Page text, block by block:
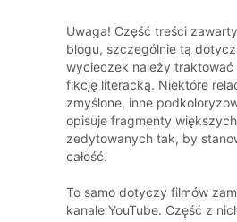
Uwaga! Część treści
blogu, szczególnie tą
wycieczek należy traktować
fikcję literacką. Niektóre
zmyślone, inne
opisuje fragmenty
zedytowanych tak, by
całość.
To samo dotyczy filmów
kanale YouTube. Część z